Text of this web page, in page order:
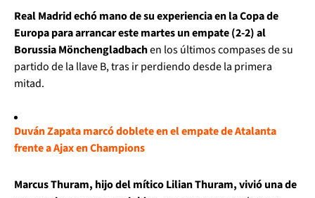
Real Madrid echó mano de su experiencia en la Copa de
Europa para arrancar este martes un empate (2-2) al
Borussia Mönchengladbachen los últimos compases de su
partido de la llave B, tras ir perdiendo desde la primera
mitad.
Duván Zapata marcó doblete en el empate de Atalanta
frente a Ajax en Champions
Marcus Thuram, hijo del mítico Lilian Thuram, vivió una de